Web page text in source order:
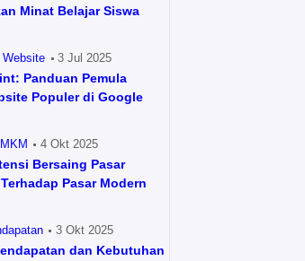
Minat Belajar Siswa
Website 3 Jul 2025
Panduan Pemula
Populer di Google
4 Okt 2025
Bersaing Pasar
Pasar Modern
3 Okt 2025
dan Kebutuhan